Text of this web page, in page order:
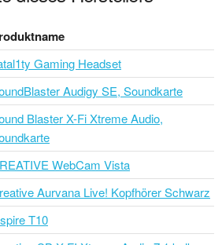
Gaming Headset
Audigy SE, Soundkarte
Blaster X-Fi Xtreme Audio,
WebCam Vista
Aurvana Live! Kopfhörer Schwarz
T10